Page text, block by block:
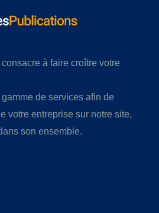
à faire croître votre
de services afin de
votre entreprise sur notre site,
son ensemble.